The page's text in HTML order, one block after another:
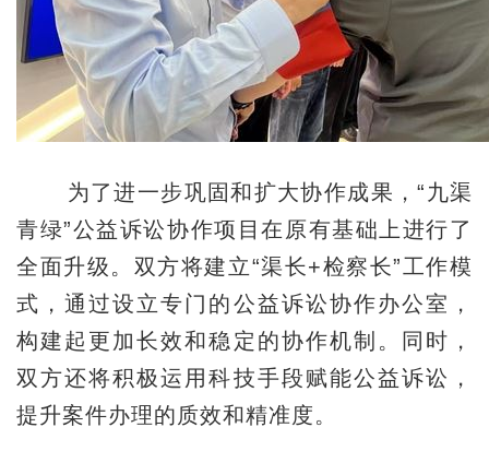
为了进一步巩固和扩大协作成果，“九渠
青绿”公益诉讼协作项目在原有基础上进行了
全面升级。双方将建立“渠长+检察长”工作模
式，通过设立专门的公益诉讼协作办公室，
构建起更加长效和稳定的协作机制。同时，
双方还将积极运用科技手段赋能公益诉讼，
提升案件办理的质效和精准度。